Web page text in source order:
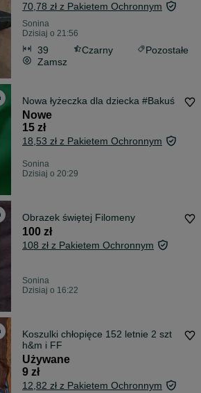
70,78 zł z Pakietem Ochronnym
Sonina
Dzisiaj o 21:56
39 Czarny
Pozostałe
Zamsz
Nowa łyżeczka dla dziecka #Bakuś
Nowe
15 zł
18,53 zł z Pakietem Ochronnym
Sonina
Dzisiaj o 20:29
Obrazek świętej Filomeny
100 zł
108 zł z Pakietem Ochronnym
Sonina
Dzisiaj o 16:22
Koszulki chłopięce 152 letnie 2 szt
h&m i FF
Używane
9 zł
12,82 zł z Pakietem Ochronnym